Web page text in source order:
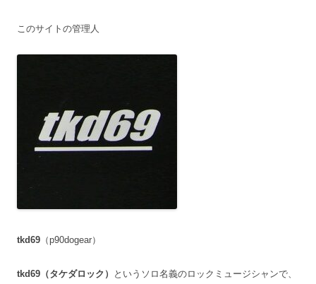
ナ
ビ
このサイトの管理人
tkd69 （p90dogear）
tkd69（タケダロック）
というソロ名義のロックミュージシャンで、